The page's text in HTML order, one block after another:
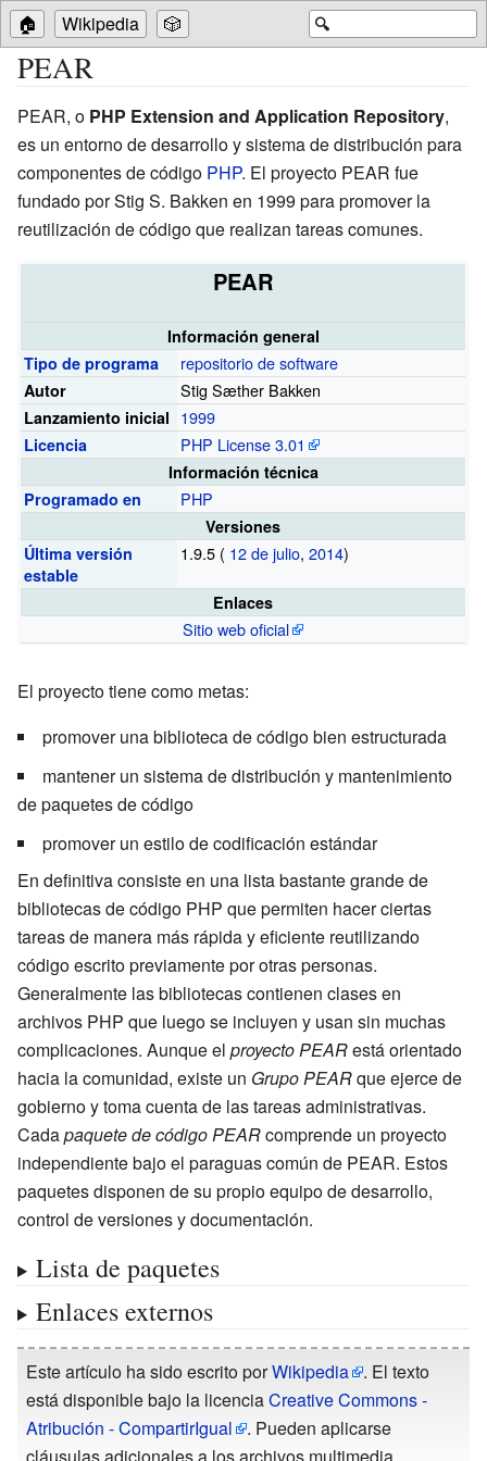
🔍
🏠 Wikipedia 🎲
PEAR
PEAR, o PHP Extension and Application Repository,
es un entorno de desarrollo y sistema de distribución para
componentes de código PHP. El proyecto PEAR fue
fundado por Stig S. Bakken en 1999 para promover la
reutilización de código que realizan tareas comunes.
PEAR
Información general
Tipo de programa
repositorio de software
Autor Stig Sæther Bakken
Lanzamiento inicial 1999
Licencia PHP License 3.01
Información técnica
Programado en
PHP
Versiones
Última versión
estable
1.9.5 ( 12 de julio,2014)
Enlaces
Sitio web oficial
El proyecto tiene como metas:
promover una biblioteca de código bien estructurada
mantener un sistema de distribución y mantenimiento
de paquetes de código
promover un estilo de codificación estándar
En definitiva consiste en una lista bastante grande de
bibliotecas de código PHP que permiten hacer ciertas
tareas de manera más rápida y eficiente reutilizando
código escrito previamente por otras personas.
Generalmente las bibliotecas contienen clases en
archivos PHP que luego se incluyen y usan sin muchas
complicaciones. Aunque el proyecto PEARestá orientado
hacia la comunidad, existe un Grupo PEARque ejerce de
gobierno y toma cuenta de las tareas administrativas.
Cadapaquete de código PEARcomprende un proyecto
independiente bajo el paraguas común de PEAR. Estos
paquetes disponen de su propio equipo de desarrollo,
control de versiones y documentación.
Lista de paquetes
Enlaces externos
Este artículo ha sido escrito porWikipedia
. El texto
está disponible bajo la licenciaCreative Commons -
Atribución - CompartirIgual
. Pueden aplicarse